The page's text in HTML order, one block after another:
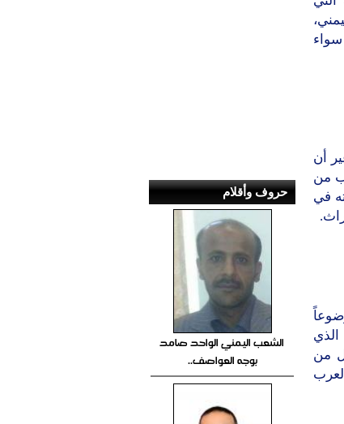
أن
من
في
من
حروف وأقلام
الشعب اليمني الواحد صامد
بوجه العواصف..